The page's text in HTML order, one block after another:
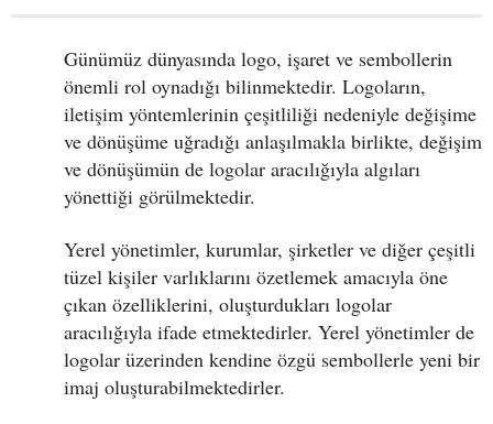
Günümüz dünyasında logo, işaret ve sembollerin
önemli rol oynadığı bilinmektedir. Logoların,
iletişim yöntemlerinin çeşitliliği nedeniyle değişime
ve dönüşüme uğradığı anlaşılmakla birlikte, değişim
ve dönüşümün de logolar aracılığıyla algıları
yönettiği görülmektedir.
Yerel yönetimler, kurumlar, şirketler ve diğer çeşitli
tüzel kişiler varlıklarını özetlemek amacıyla öne
çıkan özelliklerini, oluşturdukları logolar
aracılığıyla ifade etmektedirler. Yerel yönetimler de
logolar üzerinden kendine özgü sembollerle yeni bir
imaj oluşturabilmektedirler.